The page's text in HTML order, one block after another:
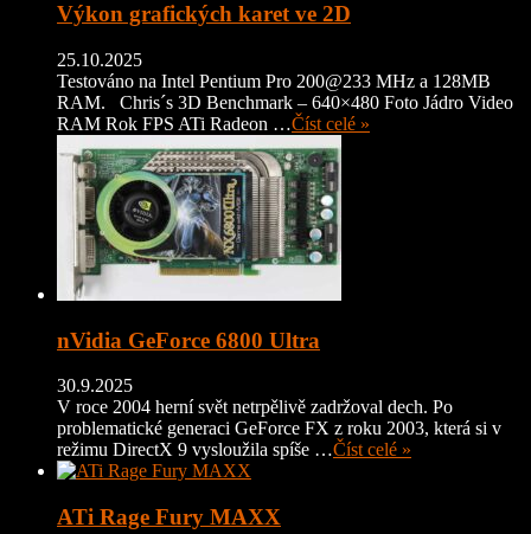
Výkon grafických karet ve 2D
25.10.2025
Testováno na Intel Pentium Pro 200@233 MHz a 128MB
RAM. Chris´s 3D Benchmark – 640×480 Foto Jádro Video
RAM Rok FPS ATi Radeon …Číst celé »
nVidia GeForce 6800 Ultra
30.9.2025
V roce 2004 herní svět netrpělivě zadržoval dech. Po
problematické generaci GeForce FX z roku 2003, která si v
režimu DirectX 9 vysloužila spíše …Číst celé »
ATi Rage Fury MAXX